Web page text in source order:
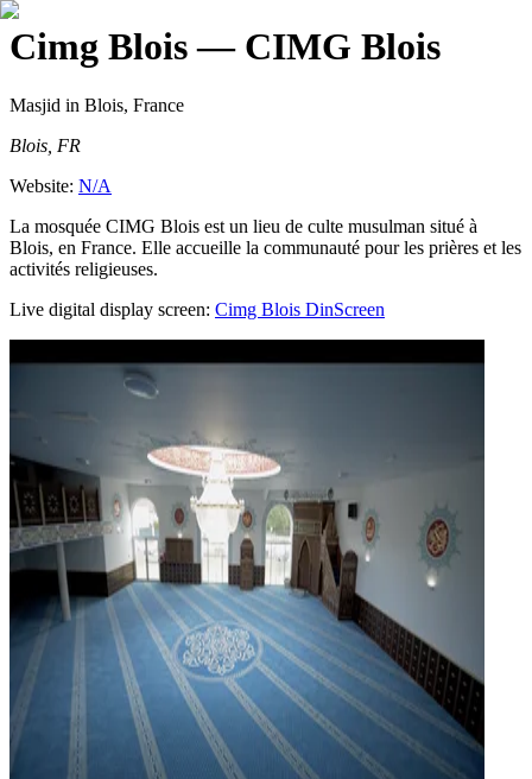
Cimg Blois— CIMG Blois
Masjid in Blois, France
Blois, FR
Website: N/A
La mosquée CIMG Blois est un lieu de culte musulman situé à
Blois, en France. Elle accueille la communauté pour les prières et les
activités religieuses.
Live digital display screen: Cimg Blois DinScreen